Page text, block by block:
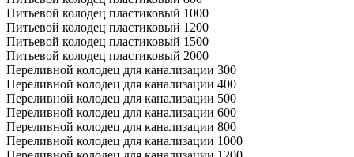
Питьевой колодец пластиковый 1000
Питьевой колодец пластиковый 1200
Питьевой колодец пластиковый 1500
Питьевой колодец пластиковый 2000
Переливной колодец для канализации 300
Переливной колодец для канализации 400
Переливной колодец для канализации 500
Переливной колодец для канализации 600
Переливной колодец для канализации 800
Переливной колодец для канализации 1000